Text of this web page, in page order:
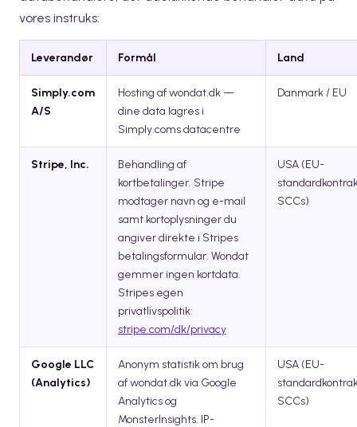
vores instruks:
Leverandør Formål Land
Simply.com
A/S
Hosting af wondat.dk —
dine data lagres i
Simply.coms datacentre
Danmark / EU
Stripe, Inc.
Behandling af
kortbetalinger. Stripe
modtager navn og e-mail
samt kortoplysninger du
angiver direkte i Stripes
betalingsformular. Wondat
gemmer ingen kortdata.
Stripes egen
privatlivspolitik:
stripe.com/dk/privacy
USA (EU-
SCCs)
Google LLC
(Analytics)
Anonym statistik om brug
af wondat.dk via Google
Analytics og
MonsterInsights. IP-
USA (EU-
SCCs)